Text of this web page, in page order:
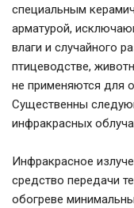
специальным
арматурой,
влаги и случайного
птицеводстве,
не применяются для
Существенны
инфракрасных
Инфракрасное
средство передачи
обогреве